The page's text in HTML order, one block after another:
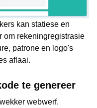
kan statiese en
om rekeningregistrasie
patrone en logo's
aflaai.
te genereer
webwerf.